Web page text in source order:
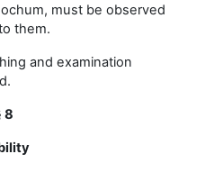
must be observed
them.
and examination
8